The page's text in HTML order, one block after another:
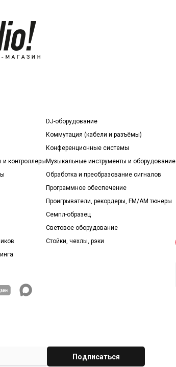
контроллеры
DJ-оборудование
Коммутация (кабели и разъёмы)
Конференционные системы
Музыкальные инструменты и оборудование
Обработка и преобразование сигналов
Программное обеспечение
Проигрыватели, рекордеры, FM/AM тюнеры
Семпл-образец
Световое оборудование
Стойки, чехлы, рэки